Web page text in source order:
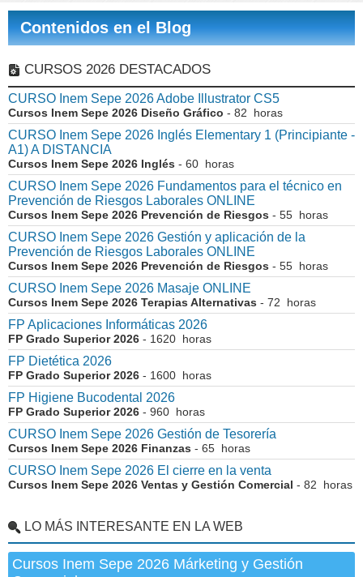
Contenidos en el Blog
CURSOS 2026 DESTACADOS
CURSO Inem Sepe 2026 Adobe Illustrator CS5
Cursos Inem Sepe 2026 Diseño Gráfico - 82 horas
CURSO Inem Sepe 2026 Inglés Elementary 1 (Principiante -
A1) A DISTANCIA
Cursos Inem Sepe 2026 Inglés - 60 horas
CURSO Inem Sepe 2026 Fundamentos para el técnico en
Prevención de Riesgos Laborales ONLINE
Cursos Inem Sepe 2026 Prevención de Riesgos - 55 horas
CURSO Inem Sepe 2026 Gestión y aplicación de la
Prevención de Riesgos Laborales ONLINE
Cursos Inem Sepe 2026 Prevención de Riesgos - 55 horas
CURSO Inem Sepe 2026 Masaje ONLINE
Cursos Inem Sepe 2026 Terapias Alternativas - 72 horas
FP Aplicaciones Informáticas 2026
FP Grado Superior 2026 - 1620 horas
FP Dietética 2026
FP Grado Superior 2026 - 1600 horas
FP Higiene Bucodental 2026
FP Grado Superior 2026 - 960 horas
CURSO Inem Sepe 2026 Gestión de Tesorería
Cursos Inem Sepe 2026 Finanzas - 65 horas
CURSO Inem Sepe 2026 El cierre en la venta
Cursos Inem Sepe 2026 Ventas y Gestión Comercial - 82 horas
LO MÁS INTERESANTE EN LA WEB
Cursos Inem Sepe 2026 Márketing y Gestión